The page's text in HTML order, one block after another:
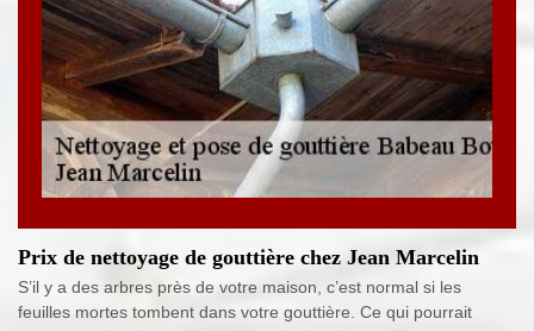
Prix de nettoyage de gouttière chez Jean Marcelin
S’il y a des arbres près de votre maison, c’est normal si les
feuilles mortes tombent dans votre gouttière. Ce qui pourrait